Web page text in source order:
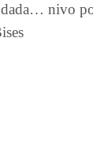
dada… nivo